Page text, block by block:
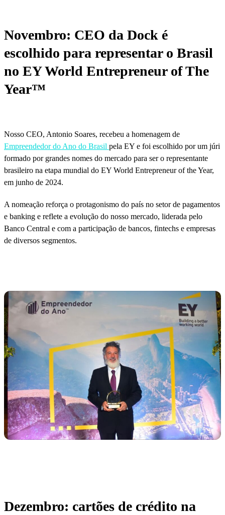
Novembro: CEO da Dock é
escolhido para representar o Brasil
no EY World Entrepreneur of The
Year™
Nosso CEO, Antonio Soares, recebeu a homenagem de
Empreendedor do Ano do Brasil pela EY e foi escolhido por um júri
formado por grandes nomes do mercado para ser o representante
brasileiro na etapa mundial do EY World Entrepreneur of the Year,
em junho de 2024.
A nomeação reforça o protagonismo do país no setor de pagamentos
e banking e reflete a evolução do nosso mercado, liderada pelo
Banco Central e com a participação de bancos, fintechs e empresas
de diversos segmentos.
Dezembro: cartões de crédito na